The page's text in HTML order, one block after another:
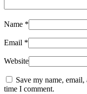
Name *
Email *
Website
Save my name,
time I comment.